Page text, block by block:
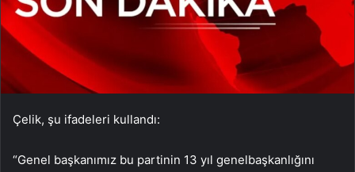
Çelik, şu ifadeleri kullandı:
“Genel başkanımız bu partinin 13 yıl genelbaşkanlığını